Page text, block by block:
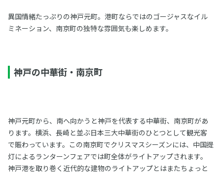
異国情緒たっぷりの神戸元町。港町ならではのゴージャスなイル
ミネーション、南京町の独特な雰囲気も楽しめます。
神戸の中華街・南京町
神戸元町から、南へ向かうと神戸を代表する中華街、南京町があ
ります。横浜、長崎と並ぶ日本三大中華街のひとつとして観光客
で賑わっています。この南京町でクリスマスシーズンには、中国提
灯によるランターンフェアでは町全体がライトアップされます。
神戸港を取り巻く近代的な建物のライトアップとはまたちょっと